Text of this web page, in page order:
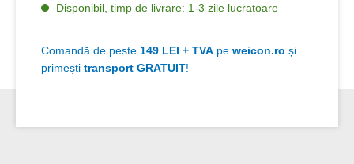
Disponibil, timp de livrare: 1-3 zile lucratoare
Comandă de peste 149 LEI + TVA pe weicon.ro și
primești transport GRATUIT!